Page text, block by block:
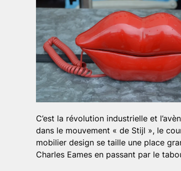
C’est la révolution industrielle et
dans le mouvement « de Stijl », le
mobilier design se taille une place
Charles Eames en passant par le